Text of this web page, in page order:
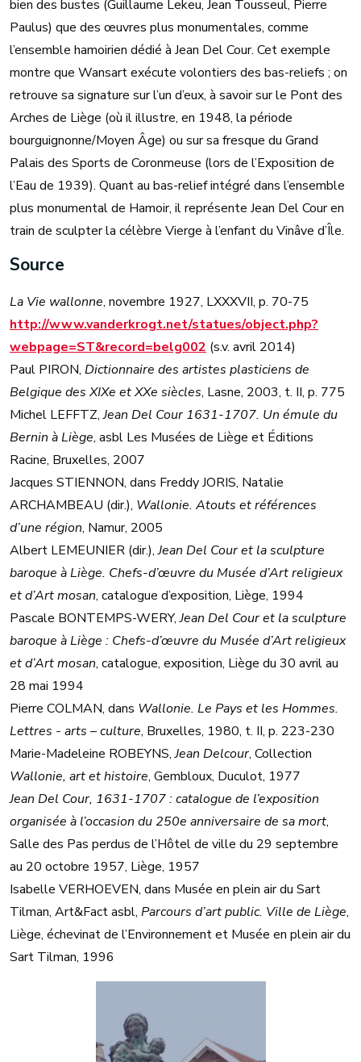
bien des bustes (Guillaume Lekeu, Jean Tousseul, Pierre
Paulus) que des œuvres plus monumentales, comme
l’ensemble hamoirien dédié à Jean Del Cour. Cet exemple
montre que Wansart exécute volontiers des bas-reliefs ; on
retrouve sa signature sur l’un d’eux, à savoir sur le Pont des
Arches de Liège (où il illustre, en 1948, la période
bourguignonne/Moyen Âge) ou sur sa fresque du Grand
Palais des Sports de Coronmeuse (lors de l’Exposition de
l’Eau de 1939). Quant au bas-relief intégré dans l’ensemble
plus monumental de Hamoir, il représente Jean Del Cour en
train de sculpter la célèbre Vierge à l’enfant du Vinâve d’Île.
Source
La Vie wallonne, novembre 1927, LXXXVII, p. 70-75
http://www.vanderkrogt.net/statues/object.php?
webpage=ST&record=belg002 (s.v. avril 2014)
Paul PIRON, Dictionnaire des artistes plasticiens de
Belgique des XIXe et XXe siècles, Lasne, 2003, t. II, p. 775
Michel LEFFTZ,Jean Del Cour 1631-1707. Un émule du
Bernin à Liège, asbl Les Musées de Liège et Éditions
Racine, Bruxelles, 2007
Jacques STIENNON, dans Freddy JORIS, Natalie
ARCHAMBEAU (dir.), Wallonie. Atouts et références
d’une région, Namur, 2005
Albert LEMEUNIER (dir.),Jean Del Cour et la sculpture
baroque à Liège. Chefs-d’œuvre du Musée d’Art religieux
et d’Art mosan, catalogue d’exposition, Liège, 1994
Pascale BONTEMPS-WERY,Jean Del Cour et la sculpture
baroque à Liège : Chefs-d’œuvre du Musée d’Art religieux
et d’Art mosan, catalogue, exposition, Liège du 30 avril au
28 mai 1994
Pierre COLMAN, dans Wallonie. Le Pays et les Hommes.
Lettres - arts – culture, Bruxelles, 1980, t. II, p. 223-230
Marie-Madeleine ROBEYNS,Jean Delcour, Collection
Wallonie, art et histoire, Gembloux, Duculot, 1977
Jean Del Cour, 1631-1707 : catalogue de l’exposition
organisée à l’occasion du 250e anniversaire de sa mort,
Salle des Pas perdus de l’Hôtel de ville du 29 septembre
au 20 octobre 1957, Liège, 1957
Isabelle VERHOEVEN, dans Musée en plein air du Sart
Tilman, Art&Fact asbl, Parcours d’art public. Ville de Liège,
Liège, échevinat de l’Environnement et Musée en plein air du
Sart Tilman, 1996